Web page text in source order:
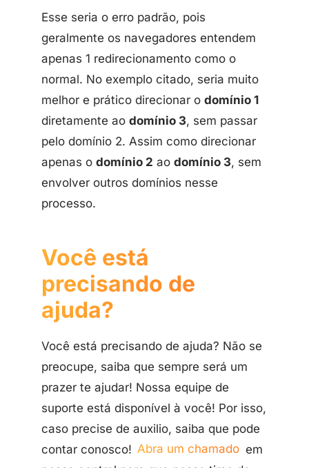
Esse seria o erro padrão, pois
geralmente os navegadores entendem
apenas 1 redirecionamento como o
normal. No exemplo citado, seria muito
melhor e prático direcionar o domínio 1
diretamente ao domínio 3, sem passar
pelo domínio 2. Assim como direcionar
apenas o domínio 2 ao domínio 3, sem
envolver outros domínios nesse
processo.
Você está
precisando de
ajuda?
Você está precisando de ajuda? Não se
preocupe, saiba que sempre será um
prazer te ajudar! Nossa equipe de
suporte está disponível à você! Por isso,
caso precise de auxilio, saiba que pode
contar conosco! Abra um chamado em